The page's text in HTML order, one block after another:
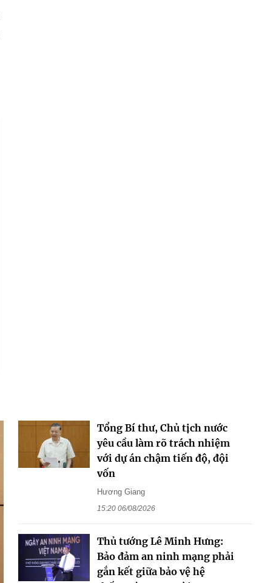
Tổng Bí thư, Chủ tịch nước
yêu cầu làm rõ trách nhiệm
với dự án chậm tiến độ, đội
vốn
Hương Giang
15:20 06/08/2026
Thủ tướng Lê Minh Hưng:
Bảo đảm an ninh mạng phải
gắn kết giữa bảo vệ hệ